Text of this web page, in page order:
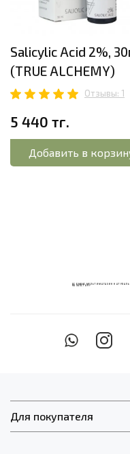
Salicylic Acid 2%,
(TRUE ALCHEMY)
Отзывы: 1
5 440 тг.
Добавить в
ECOМИКС МУЛЬТИМАГАЗИН
КАЗАХСТАНУ
Для покупателя